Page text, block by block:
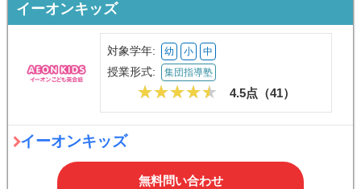
イーオンキッズ
対象学年: 幼 小 中
授業形式: 集団指導塾
4.5点（41）
イーオンキッズ
無料問い合わせ